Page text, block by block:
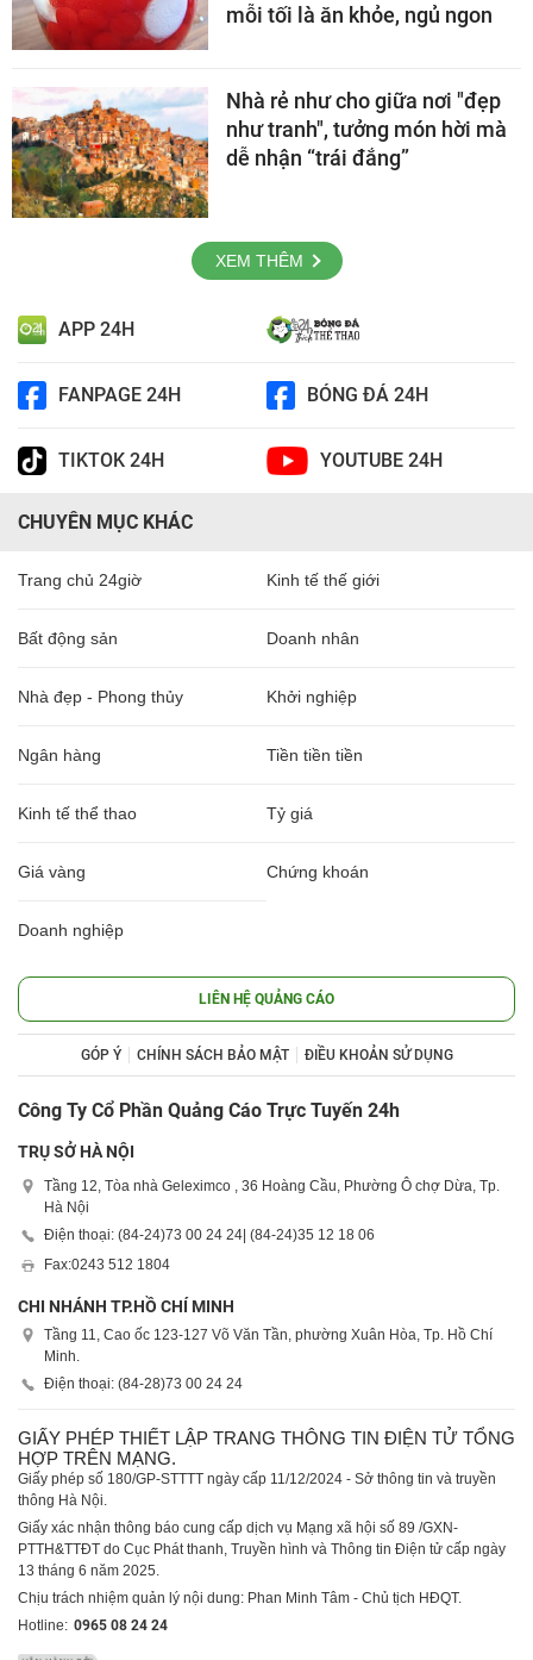
mỗi tối là ăn khỏe, ngủ ngon
Nhà rẻ như cho giữa nơi "đẹp
như tranh", tưởng món hời mà
dễ nhận “trái đắng”
XEM THÊM
APP 24H
FANPAGE 24H BÓNG ĐÁ 24H
TIKTOK 24H YOUTUBE 24H
CHUYÊN MỤC KHÁC
Trang chủ 24giờ Kinh tế thế giới
Bất động sản Doanh nhân
Nhà đẹp - Phong thủy Khởi nghiệp
Ngân hàng Tiền tiền tiền
Kinh tế thể thao Tỷ giá
Giá vàng Chứng khoán
Doanh nghiệp
LIÊN HỆ QUẢNG CÁO
GÓP Ý CHÍNH SÁCH BẢO MẬT ĐIỀU KHOẢN SỬ DỤNG
Công Ty Cổ Phần Quảng Cáo Trực Tuyến 24h
TRỤ SỞ HÀ NỘI
Tầng 12, Tòa nhà Geleximco , 36 Hoàng Cầu, Phường Ô chợ Dừa, Tp.
Hà Nội
Điện thoại: (84-24)73 00 24 24| (84-24)35 12 18 06
Fax:0243 512 1804
CHI NHÁNH TP.HỒ CHÍ MINH
Tầng 11, Cao ốc 123-127 Võ Văn Tần, phường Xuân Hòa, Tp. Hồ Chí
Minh.
Điện thoại: (84-28)73 00 24 24
GIẤY PHÉP THIẾT LẬP TRANG THÔNG TIN ĐIỆN TỬ TỔNG
HỢP TRÊN MẠNG.
Giấy phép số 180/GP-STTTT ngày cấp 11/12/2024 - Sở thông tin và truyền
thông Hà Nội.
Giấy xác nhận thông báo cung cấp dịch vụ Mạng xã hội số 89 /GXN-
PTTH&TTĐT do Cục Phát thanh, Truyền hình và Thông tin Điện tử cấp ngày
13 tháng 6 năm 2025.
Chịu trách nhiệm quản lý nội dung: Phan Minh Tâm - Chủ tịch HĐQT.
Hotline: 0965 08 24 24